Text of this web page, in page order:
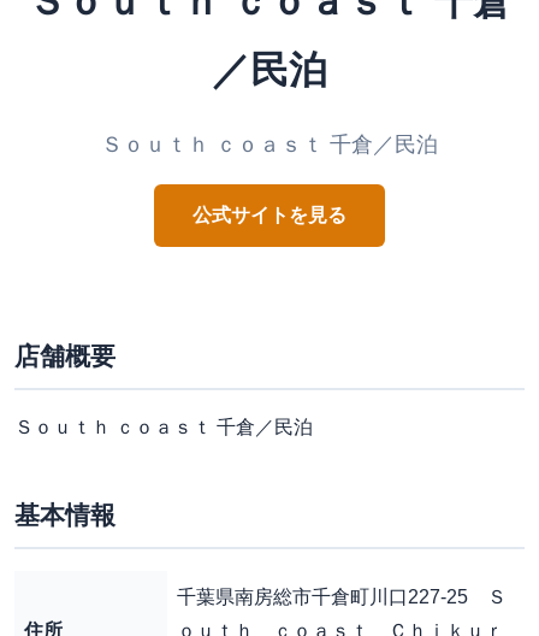
／民泊
Ｓｏｕｔｈ ｃｏａｓｔ 千倉／民泊
公式サイトを見る
店舗概要
Ｓｏｕｔｈ ｃｏａｓｔ 千倉／民泊
基本情報
住所
千葉県南房総市千倉町川口227-25 Ｓ
ｏｕｔｈ ｃｏａｓｔ Ｃｈｉｋｕｒ